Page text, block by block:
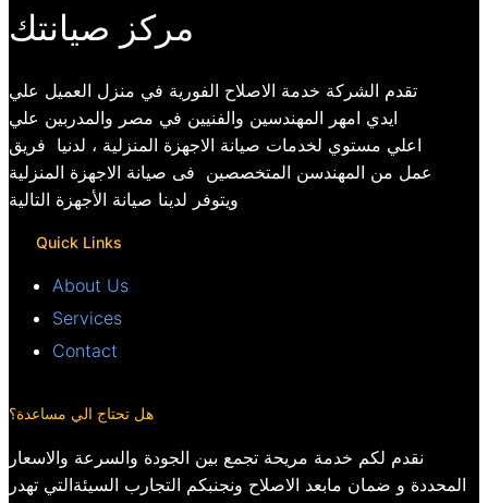
مركز صيانتك
تقدم الشركة خدمة الاصلاح الفورية في منزل العميل علي
ايدي امهر المهندسين والفنيين في مصر والمدربين علي
اعلي مستوي لخدمات صيانة الاجهزة المنزلية ، لدنيا فريق
عمل من المهندسن المتخصصين فى صيانة الاجهزة المنزلية
ويتوفر لدينا صيانة الأجهزة التالية
Quick Links
About Us
Services
Contact
هل تحتاج الي مساعدة؟
نقدم لكم خدمة مريحة تجمع بين الجودة والسرعة والاسعار
المحددة و ضمان مابعد الاصلاح ونجنبكم التجارب السيئةالتي تهدر